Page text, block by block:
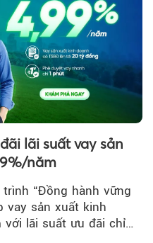
lãi suất vay sản
năm
“Đồng hành vững
vay sản xuất kinh
với lãi suất ưu đãi chỉ